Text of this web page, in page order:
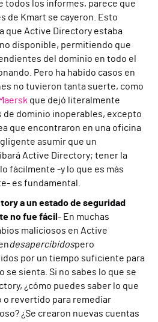
todos los informes, parece que
de Kmart se cayeron. Esto
que Active Directory estaba
disponible, permitiendo que
del dominio en todo el
Pero ha habido casos en
no tuvieron tanta suerte, como
que dejó literalmente
de dominio inoperables, excepto
que encontraron en una oficina
asumir que un
Active Directory; tener la
fácilmente -y lo que es más
es fundamental.
a un estado de seguridad
no fue fácil - En muchas
maliciosos en Active
desapercibidospero
por un tiempo suficiente para
se sienta. Si no sabes lo que se
¿cómo puedes saber lo que
o revertido para remediar
¿Se crearon nuevas cuentas